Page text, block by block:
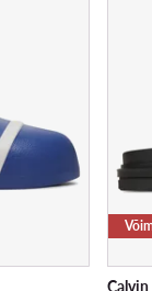
Calvin